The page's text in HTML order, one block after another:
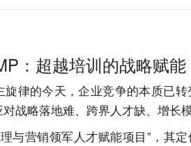
：超越培训的战略赋能
旋律的今天，企业竞争的本质已
战略落地难、跨界人才缺、增长
与营销领军人才赋能项目”，其